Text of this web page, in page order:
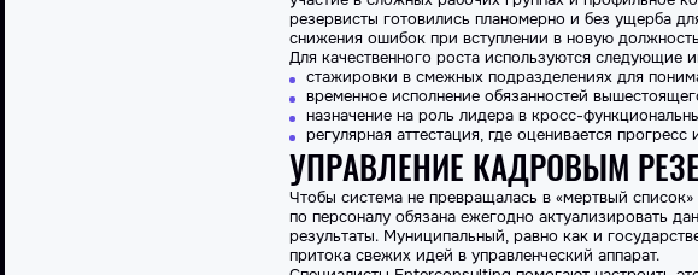
резервисты готовились планомерно и без ущерба
снижения ошибок при вступлении в новую
Для качественного роста используются следующие
стажировки в смежных подразделениях для
временное исполнение обязанностей
назначение на роль лидера в кросс-
регулярная аттестация, где оценивается
УПРАВЛЕНИЕ КАДРОВЫМ
Чтобы система не превращалась в «мертвый
по персоналу обязана ежегодно актуализировать
результаты. Муниципальный, равно как и
притока свежих идей в управленческий аппарат.